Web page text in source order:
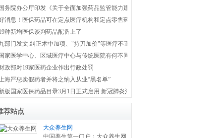
务院办公厅印发《关于全面加强药品监管能力建设的实施意见》
消息！医保药品可在定点医疗机构和定点零售药店双通道购买
种新增医保谈判药品配备上了
部门发文:纠正术中加项、"持刀加价"等医疗不正之风
家医学中心、区域医疗中心与传统医院有何不同？国家卫健委权威解答！
政部对19家医药企业作出行政处罚
海严惩卖假药者并将之纳入从业“黑名单”
版国家医保药品目录3月1日正式启用 新冠肺炎治疗药品全部纳入医保
荐站点
大众养生网
中国养生第一门户：大众养生网